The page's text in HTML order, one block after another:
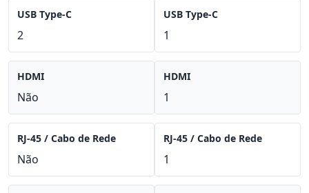
USB Type-C
2
HDMI
Não
RJ-45 / Cabo de Rede
Não
USB Type-C
1
HDMI
1
RJ-45 / Cabo de Rede
1